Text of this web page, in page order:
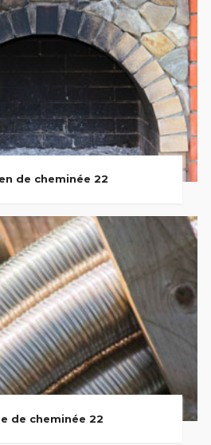
de cheminée 22
de cheminée 22